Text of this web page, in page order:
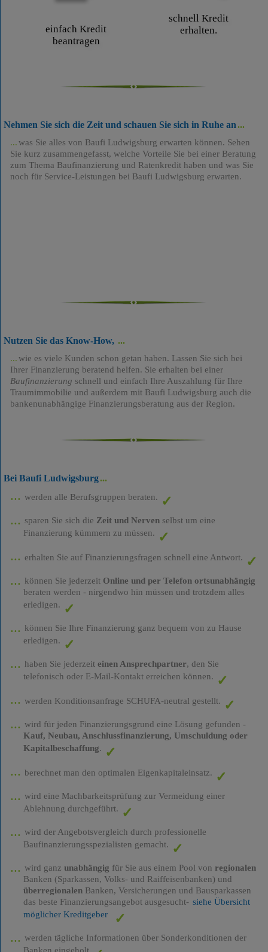
einfach Kredit
beantragen
schnell Kredit
erhalten.
Nehmen Sie sich die Zeit und schauen Sie sich in Ruhe an
was Sie alles von Baufi Ludwigsburg erwarten können. Sehen
Sie kurz zusammengefasst, welche Vorteile Sie bei einer Beratung
zum Thema Baufinanzierung und Ratenkredit haben und was Sie
noch für Service-Leistungen bei Baufi Ludwigsburg erwarten.
Nutzen Sie das Know-How,
wie es viele Kunden schon getan haben. Lassen Sie sich bei
Ihrer Finanzierung beratend helfen. Sie erhalten bei einer
Baufinanzierung schnell und einfach Ihre Auszahlung für Ihre
Traumimmobilie und außerdem mit Baufi Ludwigsburg auch die
bankenunabhängige Finanzierungsberatung aus der Region.
Bei Baufi Ludwigsburg
werden alle Berufsgruppen beraten.
sparen Sie sich die Zeit und Nervenselbst um eine
Finanzierung kümmern zu müssen.
erhalten Sie auf Finanzierungsfragen schnell eine Antwort.
können Sie jederzeit Online und per Telefon ortsunabhängig
beraten werden - nirgendwo hin müssen und trotzdem alles
erledigen.
können Sie Ihre Finanzierung ganz bequem von zu Hause
erledigen.
haben Sie jederzeit einen Ansprechpartner, den Sie
telefonisch oder E-Mail-Kontakt erreichen können.
werden Konditionsanfrage SCHUFA-neutral gestellt.
wird für jeden Finanzierungsgrund eine Lösung gefunden -
Kauf, Neubau, Anschlussfinanzierung, Umschuldung oder
Kapitalbeschaffung.
berechnet man den optimalen Eigenkapitaleinsatz.
wird eine Machbarkeitsprüfung zur Vermeidung einer
Ablehnung durchgeführt.
wird der Angebotsvergleich durch professionelle
Baufinanzierungsspezialisten gemacht.
wird ganz unabhängig für Sie aus einem Pool von regionalen
Banken (Sparkassen, Volks- und Raiffeisenbanken) und
überregionalenBanken, Versicherungen und Bausparkassen
das beste Finanzierungsangebot ausgesucht- siehe Übersicht
möglicher Kreditgeber
werden tägliche Informationen über Sonderkonditionen der